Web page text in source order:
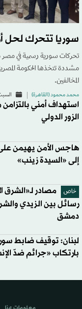
سوريا تتحرك لحل
تحركات سورية رسمية في
مشددة تتخذها الحكومة
المخالفين.
محمد محمود (القاهرة) السبت 08/08 -
استهداف أمني
الزور الدولي
هاجس الأمن يهيمن
إلى «السيدة زينب»
خاص
مصادر لـ«الشرق
رسائل بين الزيدي
دمشق
لبنان: توقيف ضابط
بارتكاب «جرائم ضدّ